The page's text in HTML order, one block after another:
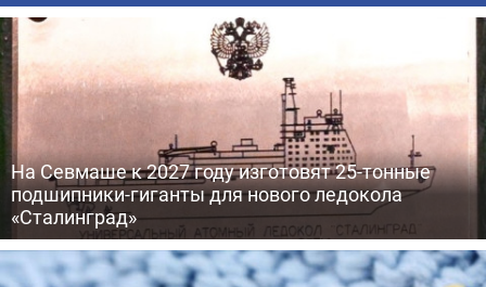
На Севмаше к 2027 году изготовят 25-тонные
подшипники-гиганты для нового ледокола
«Сталинград»